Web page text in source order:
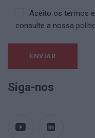
Aceito os termos
consulte a nossa
Siga-nos